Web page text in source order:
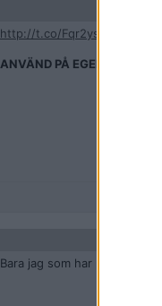
http://t.co/Fqr2yspw GUI
ANVÄND PÅ EGEN RISK
Bara jag som har problem